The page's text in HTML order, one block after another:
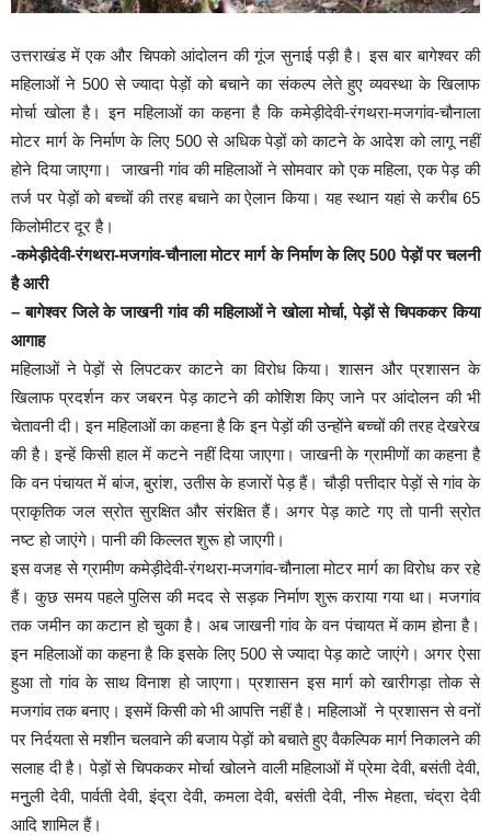
उत्तराखंड में एक और चिपको आंदोलन की गूंज सुनाई पड़ी है। इस बार बागेश्वर की
महिलाओं ने 500 से ज्यादा पेड़ों को बचाने का संकल्प लेते हुए व्यवस्था के खिलाफ
मोर्चा खोला है। इन महिलाओं का कहना है कि कमेड़ीदेवी-रंगथरा-मजगांव-चौनाला
मोटर मार्ग के निर्माण के लिए 500 से अधिक पेड़ों को काटने के आदेश को लागू नहीं
होने दिया जाएगा। जाखनी गांव की महिलाओं ने सोमवार को एक महिला, एक पेड़ की
तर्ज पर पेड़ों को बच्चों की तरह बचाने का ऐलान किया। यह स्थान यहां से करीब 65
किलोमीटर दूर है।
-कमेड़ीदेवी-रंगथरा-मजगांव-चौनाला मोटर मार्ग के निर्माण के लिए 500 पेड़ों पर चलनी
है आरी
– बागेश्वर जिले के जाखनी गांव की महिलाओं ने खोला मोर्चा, पेड़ों से चिपककर किया
आगाह
महिलाओं ने पेड़ों से लिपटकर काटने का विरोध किया। शासन और प्रशासन के
खिलाफ प्रदर्शन कर जबरन पेड़ काटने की कोशिश किए जाने पर आंदोलन की भी
चेतावनी दी। इन महिलाओं का कहना है कि इन पेड़ों की उन्होंने बच्चों की तरह देखरेख
की है। इन्हें किसी हाल में कटने नहीं दिया जाएगा। जाखनी के ग्रामीणों का कहना है
कि वन पंचायत में बांज, बुरांश, उतीस के हजारों पेड़ हैं। चौड़ी पत्तीदार पेड़ों से गांव के
प्राकृतिक जल स्रोत सुरक्षित और संरक्षित हैं। अगर पेड़ काटे गए तो पानी स्रोत
नष्ट हो जाएंगे। पानी की किल्लत शुरू हो जाएगी।
इस वजह से ग्रामीण कमेड़ीदेवी-रंगथरा-मजगांव-चौनाला मोटर मार्ग का विरोध कर रहे
हैं। कुछ समय पहले पुलिस की मदद से सड़क निर्माण शुरू कराया गया था। मजगांव
तक जमीन का कटान हो चुका है। अब जाखनी गांव के वन पंचायत में काम होना है।
इन महिलाओं का कहना है कि इसके लिए 500 से ज्यादा पेड़ काटे जाएंगे। अगर ऐसा
हुआ तो गांव के साथ विनाश हो जाएगा। प्रशासन इस मार्ग को खारीगड़ा तोक से
मजगांव तक बनाए। इसमें किसी को भी आपत्ति नहीं है। महिलाओं ने प्रशासन से वनों
पर निर्दयता से मशीन चलवाने की बजाय पेड़ों को बचाते हुए वैकल्पिक मार्ग निकालने की
सलाह दी है। पेड़ों से चिपककर मोर्चा खोलने वाली महिलाओं में प्रेमा देवी, बसंती देवी,
मनुुली देवी, पार्वती देवी, इंद्रा देवी, कमला देवी, बसंती देवी, नीरू मेहता, चंद्रा देवी
आदि शामिल हैं।